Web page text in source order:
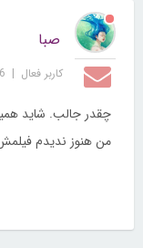
صبا
کاربر فعال |
چقدر جالب. شاید
من هنوز ندیدم